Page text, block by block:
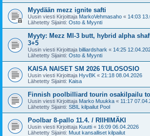
Myydään mezz ignite safti
Uusin viesti Kirjoittaja MarkoVehmasaho « 14:03
Lähetetty Sijainti: Osto & Myynti
Myyty: Mezz MI-3 butt, hybrid alpha
3+5
Uusin viesti Kirjoittaja billiardshark « 14:25
Lähetetty Sijainti: Osto & Myynti
KAISA NAISET SM 2026 TULOSOSIO
Uusin viesti Kirjoittaja HyvBK « 21:18 08.04.2026
Lähetetty Sijainti: Kaisa
Finnish poolbilliard tourin osakilpailu
Uusin viesti Kirjoittaja Marko Muukka « 11:17
Lähetetty Sijainti: SBIL kilpailut Pool
Poolbar 8-pallo 11.4. / RIIHIMÄKI
Uusin viesti Kirjoittaja Kuutti « 16:09 06.04.2026
Lähetetty Sijainti: Muut kansalliset kilpailut